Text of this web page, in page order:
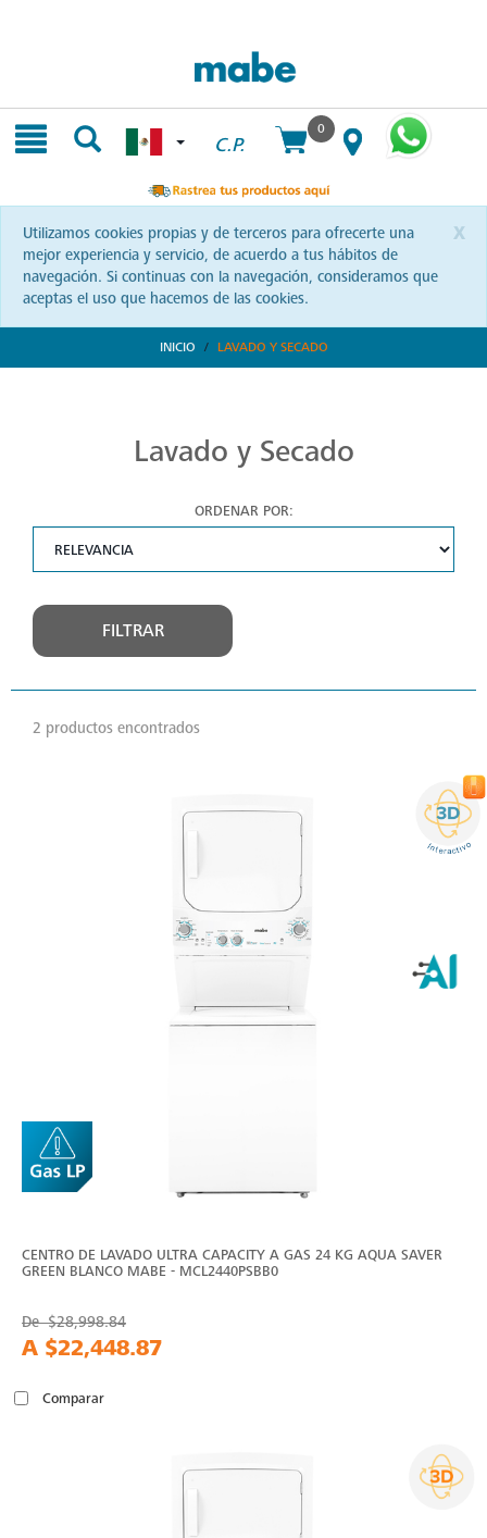
C.P.
0
x
Utilizamos cookies propias y de terceros para ofrecerte una
mejor experiencia y servicio, de acuerdo a tus hábitos de
navegación. Si continuas con la navegación, consideramos que
aceptas el uso que hacemos de las cookies.
INICIO LAVADO Y SECADO
Lavado y Secado
ORDENAR POR:
FILTRAR
2 productos encontrados
CENTRO DE LAVADO ULTRA CAPACITY A GAS 24 KG AQUA SAVER
GREEN BLANCO MABE - MCL2440PSBB0
De$28,998.84
A $22,448.87
Comparar